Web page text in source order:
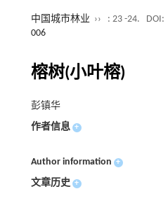
中国城市林业 ›› : 23 -24. DOI:
006
榕树(小叶榕)
彭镇华
作者信息 +
Author information +
文章历史 +